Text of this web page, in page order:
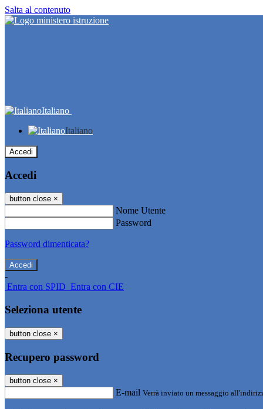
Salta al contenuto
Italiano
Italiano
Accedi
Accedi
button close ×
Nome Utente
Password
Password dimenticata?
-
Entra con SPID Entra con CIE
Seleziona utente
button close ×
Recupero password
button close ×
E-mail Verrà inviato un messaggio